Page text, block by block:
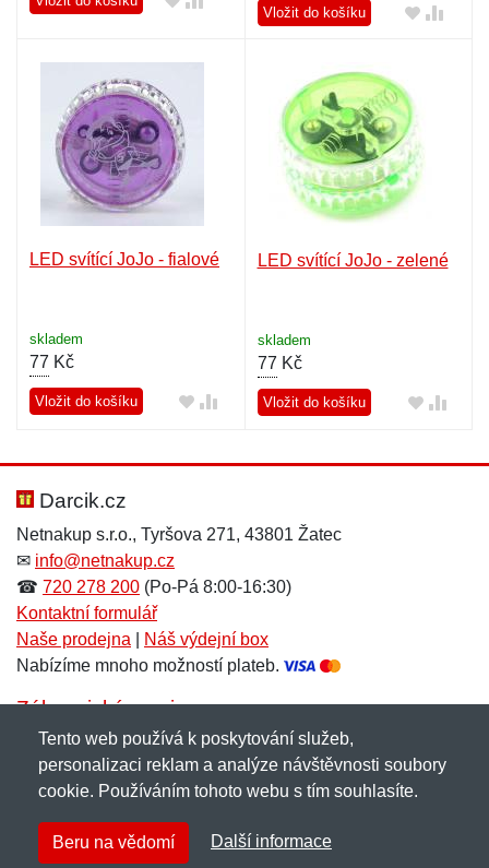
Vložit do košíku
LED svítící JoJo - fialové
skladem
77 Kč
Vložit do košíku
LED svítící JoJo - zelené
skladem
77 Kč
Vložit do košíku
Darcik.cz
Netnakup s.r.o., Tyršova 271, 43801 Žatec
✉ info@netnakup.cz
☎ 720 278 200 (Po-Pá 8:00-16:30)
Kontaktní formulář
Naše prodejna
Náš výdejní box
Nabízíme mnoho možností plateb.
Zákaznický servis
Novinky emailem
Copyright © 2007-2026 (19 let s vámi)Netnakup.cz
NetIQ. Všechna práva vyhrazena.
Tento web používá k poskytování služeb,
personalizaci reklam a analýze návštěvnosti soubory
cookie. Používáním tohoto webu s tím souhlasíte.
Beru na vědomí Další informace